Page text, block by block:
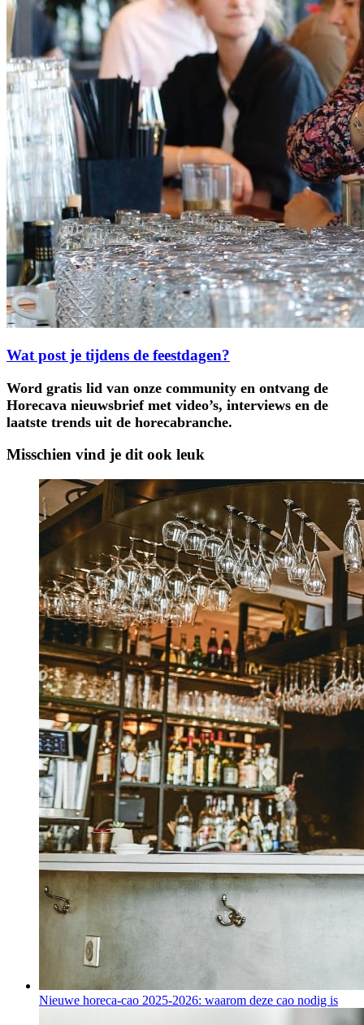
Wat post je tijdens de feestdagen?
Word gratis lid van onze community en ontvang de
Horecava nieuwsbrief met video’s, interviews en de
laatste trends uit de horecabranche.
Misschien vind je dit ook leuk
Nieuwe horeca-cao 2025-2026: waarom deze cao nodig is